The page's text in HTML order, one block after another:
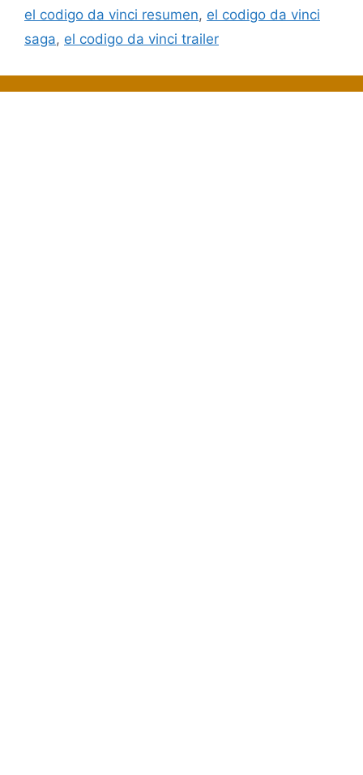
el codigo da vinci resumen, el codigo da vinci
saga, el codigo da vinci trailer